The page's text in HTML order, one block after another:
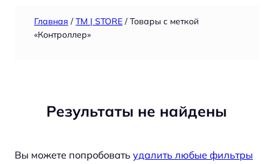
Главная /TM | STORE / Товары с меткой
«Контроллер»
Результаты не найдены
Вы можете попробовать удалить любые фильтры